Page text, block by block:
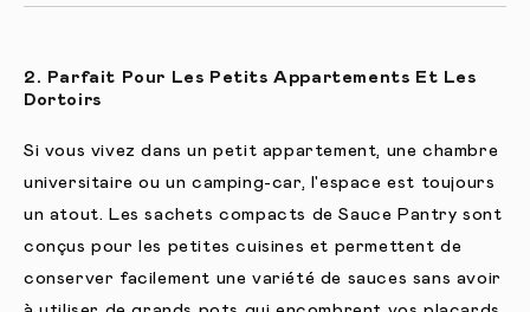
2. Parfait Pour Les Petits Appartements Et Les
Dortoirs
Si vous vivez dans un petit appartement, une chambre
universitaire ou un camping-car, l'espace est toujours
un atout. Les sachets compacts de Sauce Pantry sont
conçus pour les petites cuisines et permettent de
conserver facilement une variété de sauces sans avoir